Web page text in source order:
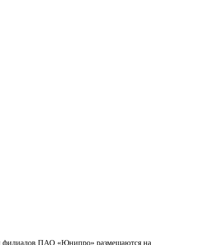
филиалов ПАО «Юнипро» размещаются на